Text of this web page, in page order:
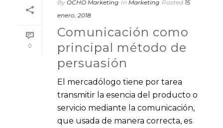
0
By OCHO Marketing In Marketing Posted 15
enero, 2018
Comunicación como
principal método de
persuasión
El mercadólogo tiene por tarea
transmitir la esencia del producto o
servicio mediante la comunicación,
que usada de manera correcta, es